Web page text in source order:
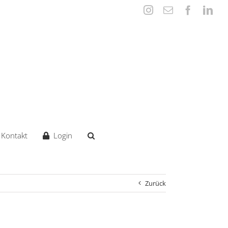
Instagram
E-
Kontakt Login
Zurück